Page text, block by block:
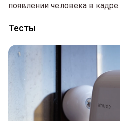
появлении человека в кадре.
Тесты